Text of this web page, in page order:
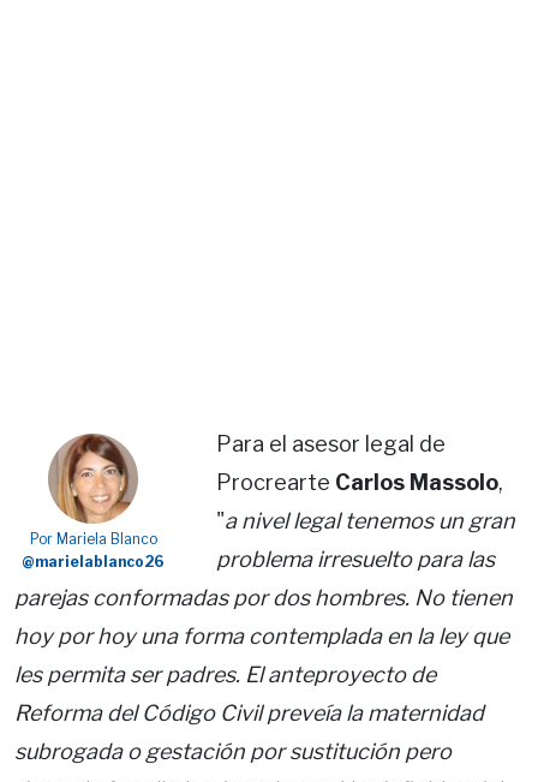
Por Mariela Blanco
@marielablanco26
Para el asesor legal de
Procrearte Carlos Massolo,
"a nivel legal tenemos un gran
problema irresuelto para las
parejas conformadas por dos hombres. No tienen
hoy por hoy una forma contemplada en la ley que
les permita ser padres. El anteproyecto de
Reforma del Código Civil preveía la maternidad
subrogada o gestación por sustitución pero